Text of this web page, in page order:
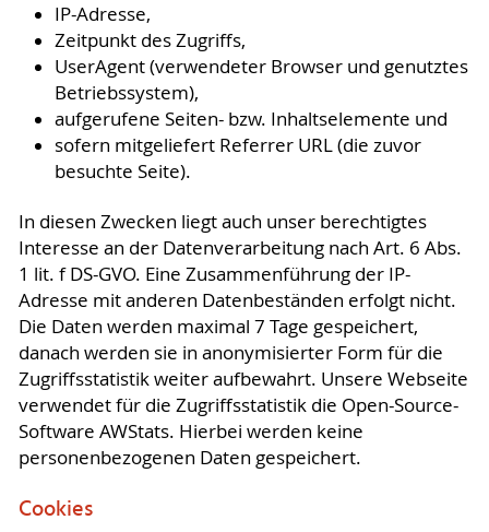
IP-Adresse,
Zeitpunkt des Zugriffs,
UserAgent (verwendeter Browser und genutztes
Betriebssystem),
aufgerufene Seiten- bzw. Inhaltselemente und
sofern mitgeliefert Referrer URL (die zuvor
besuchte Seite).
In diesen Zwecken liegt auch unser berechtigtes
Interesse an der Datenverarbeitung nach Art. 6 Abs.
1 lit. f DS-GVO. Eine Zusammenführung der IP-
Adresse mit anderen Datenbeständen erfolgt nicht.
Die Daten werden maximal 7 Tage gespeichert,
danach werden sie in anonymisierter Form für die
Zugriffsstatistik weiter aufbewahrt. Unsere Webseite
verwendet für die Zugriffsstatistik die Open-Source-
Software AWStats. Hierbei werden keine
personenbezogenen Daten gespeichert.
Cookies